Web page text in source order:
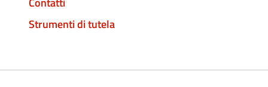
Strumenti di tutela